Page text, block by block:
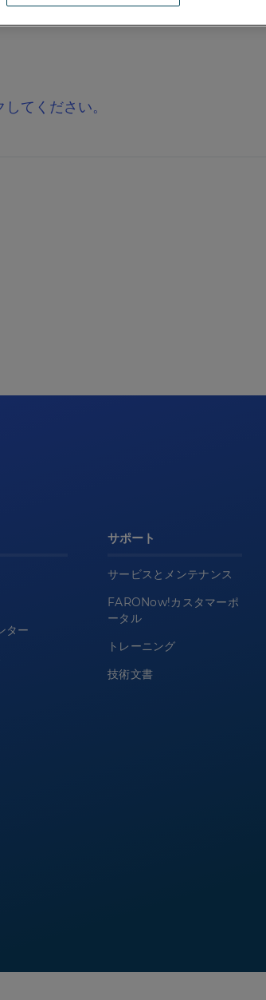
てください。
ター
サポート
サービスとメンテナンス
FARONow!カスタマーポ
ータル
トレーニング
技術文書